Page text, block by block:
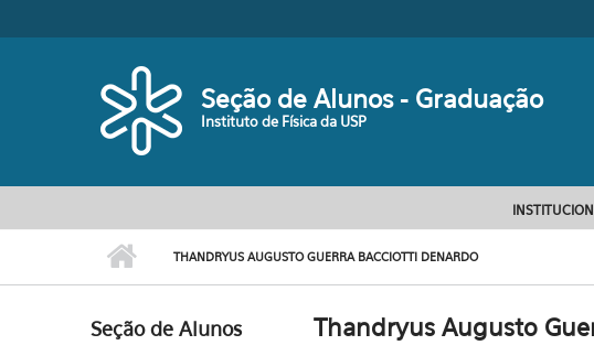
Seção de Alunos - Graduação
Instituto de Física da USP
THANDRYUS AUGUSTO GUERRA BACCIOTTI DENARDO
Seção de Alunos Thandryus Augusto